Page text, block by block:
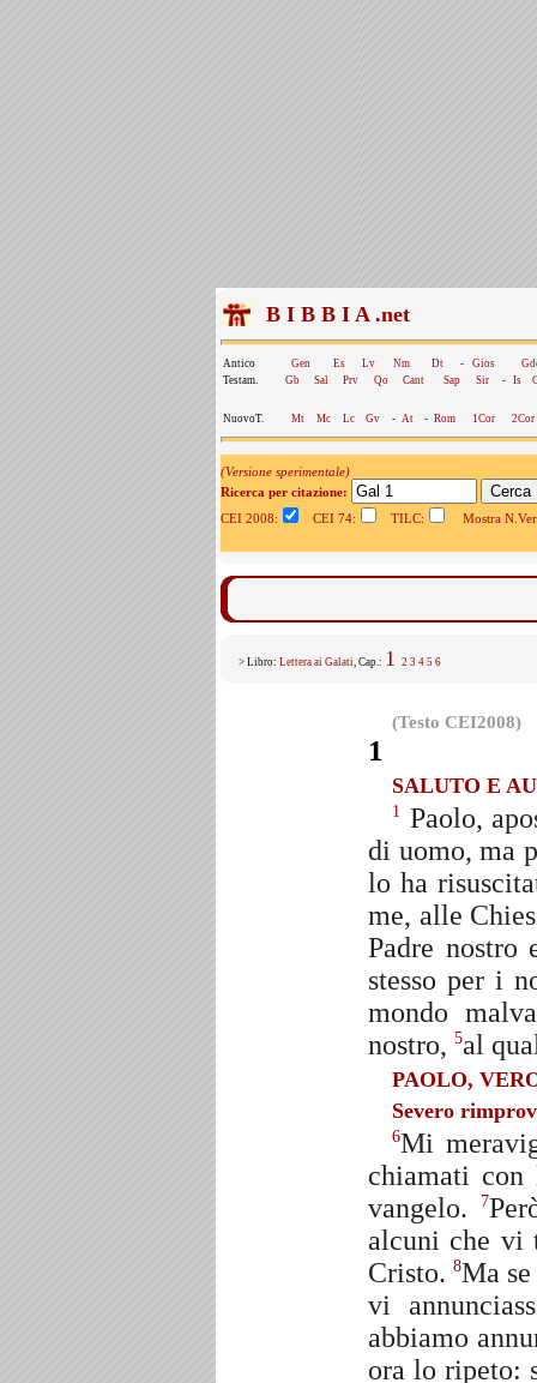
B I B B I A .net
Antico Gen Es Lv Nm Dt - Gios
Testam.
Gb Sal Prv Qo Cant Sap Sir - Is
NuovoT. Mt Mc Lc Gv - At - Rom 1Cor 2Cor
(Versione sperimentale)
Ricerca per citazione:
CEI 2008:
CEI 74: TILC: Mostra
> Libro: Lettera ai Galati, Cap.: 1 2 3 4 5 6
(Testo CEI2008)
1
SALUTO E
1 Paolo,
di uomo, ma
lo ha
me, alle
Padre nostro
stesso per i
mondo
nostro, 5al
PAOLO,
Severo
6Mi
chiamati
vangelo.
7
alcuni che vi
Cristo.8Ma
vi
abbiamo
ora lo ripeto: